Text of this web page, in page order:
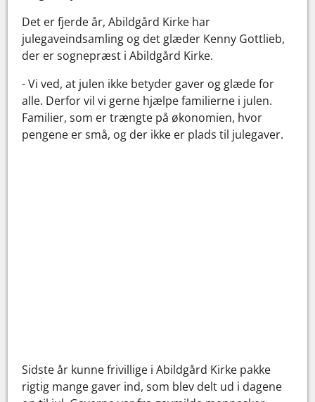
Det er fjerde år, Abildgård Kirke har
julegaveindsamling og det glæder Kenny Gottlieb,
der er sognepræst i Abildgård Kirke.
- Vi ved, at julen ikke betyder gaver og glæde for
alle. Derfor vil vi gerne hjælpe familierne i julen.
Familier, som er trængte på økonomien, hvor
pengene er små, og der ikke er plads til julegaver.
Sidste år kunne frivillige i Abildgård Kirke pakke
rigtig mange gaver ind, som blev delt ud i dagene